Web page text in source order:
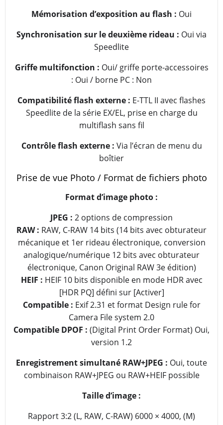
Mémorisation d’exposition au flash : Oui
Synchronisation sur le deuxième rideau : Oui via
Speedlite
Griffe multifonction : Oui/ griffe porte-accessoires
: Oui / borne PC : Non
Compatibilité flash externe : E-TTL II avec flashes
Speedlite de la série EX/EL, prise en charge du
multiflash sans fil
Contrôle flash externe : Via l’écran de menu du
boîtier
Prise de vue Photo / Format de fichiers photo
Format d’image photo :
JPEG : 2 options de compression
RAW : RAW, C-RAW 14 bits (14 bits avec obturateur
mécanique et 1er rideau électronique, conversion
analogique/numérique 12 bits avec obturateur
électronique, Canon Original RAW 3e édition)
HEIF : HEIF 10 bits disponible en mode HDR avec
[HDR PQ] défini sur [Activer]
Compatible : Exif 2.31 et format Design rule for
Camera File system 2.0
Compatible DPOF : (Digital Print Order Format) Oui,
version 1.2
Enregistrement simultané RAW+JPEG : Oui, toute
combinaison RAW+JPEG ou RAW+HEIF possible
Taille d’image :
Rapport 3:2 (L, RAW, C-RAW) 6000 × 4000, (M)